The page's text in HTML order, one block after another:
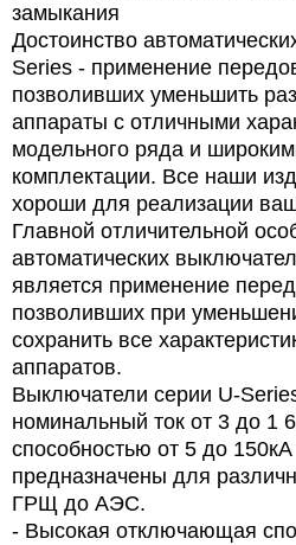
замыкания
Достоинство
Series - применение
позволивших уменьшить
аппараты с отличными
модельного ряда и
комплектации. Все наши
хороши для реализации
Главной отличительной
автоматических
является применение
позволивших при
сохранить все
аппаратов.
Выключатели серии U-
номинальный ток от 3 до 1
способностью от 5 до
предназначены для
ГРЩ до АЭС.
- Высокая отключающая